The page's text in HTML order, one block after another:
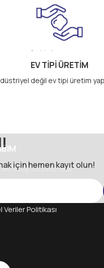
EV TİPİ ÜRETİM
değil ev tipi üretim
için hemen kayıt olun!
Satış Sözleşmesi
ve Güvenlik
Veriler Politikası